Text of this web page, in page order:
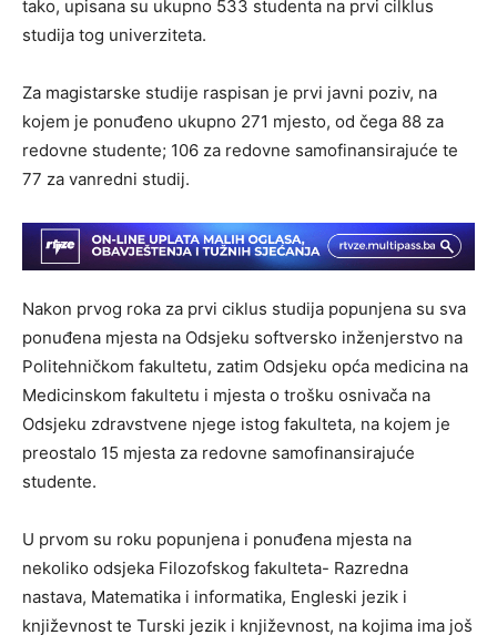
tako, upisana su ukupno 533 studenta na prvi cilklus
studija tog univerziteta.
Za magistarske studije raspisan je prvi javni poziv, na
kojem je ponuđeno ukupno 271 mjesto, od čega 88 za
redovne studente; 106 za redovne samofinansirajuće te
77 za vanredni studij.
Nakon prvog roka za prvi ciklus studija popunjena su sva
ponuđena mjesta na Odsjeku softversko inženjerstvo na
Politehničkom fakultetu, zatim Odsjeku opća medicina na
Medicinskom fakultetu i mjesta o trošku osnivača na
Odsjeku zdravstvene njege istog fakulteta, na kojem je
preostalo 15 mjesta za redovne samofinansirajuće
studente.
U prvom su roku popunjena i ponuđena mjesta na
nekoliko odsjeka Filozofskog fakulteta- Razredna
nastava, Matematika i informatika, Engleski jezik i
književnost te Turski jezik i književnost, na kojima ima još